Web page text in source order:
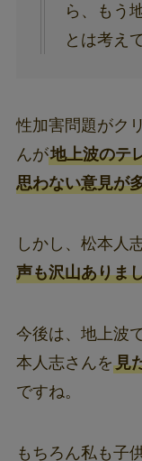
ら、もう
とは考え
性加害問題がク
んが地上波のテ
思わない意見が
しかし、松本人
声も沢山ありま
今後は、地上波
本人志さんを見
ですね。
もちろん私も子